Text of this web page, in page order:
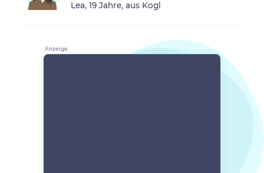
Lea, 19 Jahre, aus Kogl